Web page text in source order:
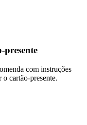
presente
com instruções
cartão-presente.